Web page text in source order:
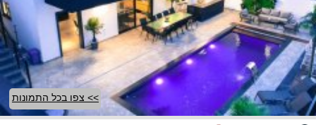
>> צפו בכל התמונות